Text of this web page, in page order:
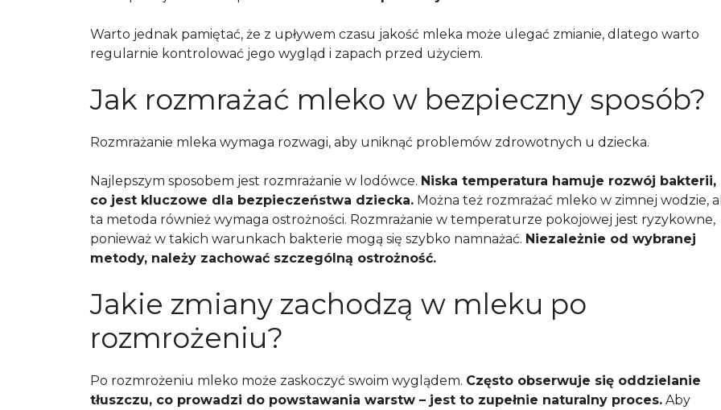
Warto jednak pamiętać, że z upływem czasu jakość mleka może ulegać zmianie, dlatego warto
regularnie kontrolować jego wygląd i zapach przed użyciem.
Jak rozmrażać mleko w bezpieczny sposób?
Rozmrażanie mleka wymaga rozwagi, aby uniknąć problemów zdrowotnych u dziecka.
Najlepszym sposobem jest rozmrażanie w lodówce. Niska temperatura hamuje rozwój bakterii,
co jest kluczowe dla bezpieczeństwa dziecka. Można też rozmrażać mleko w zimnej wodzie,
ta metoda również wymaga ostrożności. Rozmrażanie w temperaturze pokojowej jest ryzykowne,
ponieważ w takich warunkach bakterie mogą się szybko namnażać. Niezależnie od wybranej
metody, należy zachować szczególną ostrożność.
Jakie zmiany zachodzą w mleku po
rozmrożeniu?
Po rozmrożeniu mleko może zaskoczyć swoim wyglądem. Często obserwuje się oddzielanie
tłuszczu, co prowadzi do powstawania warstw – jest to zupełnie naturalny proces. Aby